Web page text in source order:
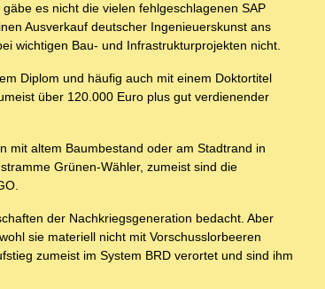
es nicht die vielen fehlgeschlagenen SAP
Ausverkauf deutscher Ingenieuerskunst ans
wichtigen Bau- und Infrastrukturprojekten nicht.
Diplom und häufig auch mit einem Doktortitel
über 120.000 Euro plus gut verdienender
mit altem Baumbestand oder am Stadtrand in
Grünen-Wähler, zumeist sind die
der Nachkriegsgeneration bedacht. Aber
sie materiell nicht mit Vorschusslorbeeren
zumeist im System BRD verortet und sind ihm